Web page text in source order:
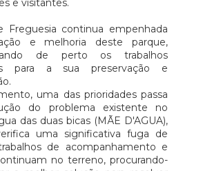
e visitantes.
Freguesia continua empenhada
e melhoria deste parque,
de perto os trabalhos
para a sua preservação e
uma das prioridades passa
do problema existente no
das duas bicas (MÃE D'AGUA),
uma significativa fuga de
de acompanhamento e
no terreno, procurando-